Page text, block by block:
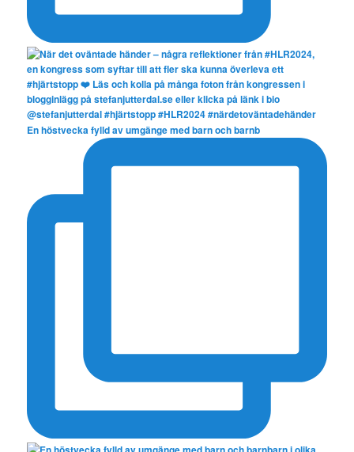
En höstvecka fylld av umgänge med barn och barnb